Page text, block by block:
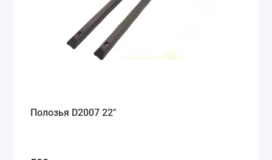
Ремонт обуви
Полозья D2007 22"